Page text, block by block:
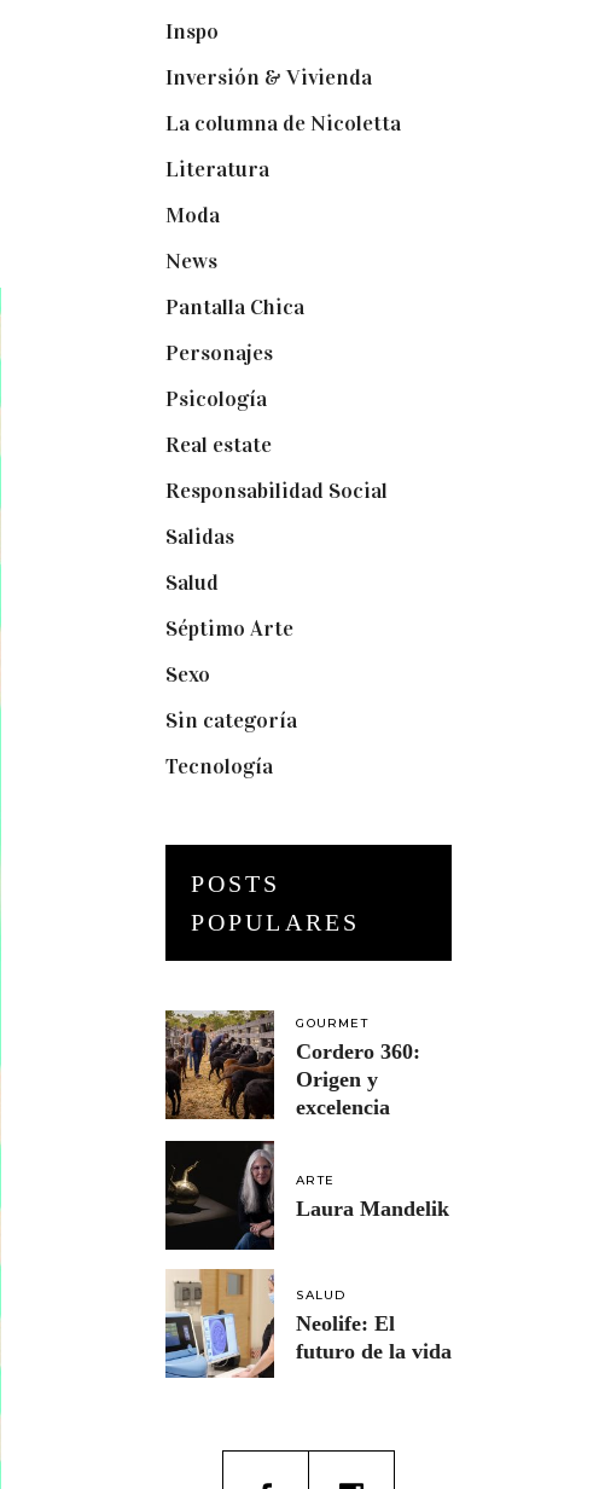
Inspo
Inversión & Vivienda(5)
La columna de Nicoletta(5)
Literatura(1)
Moda(84)
News(24)
Pantalla Chica(22)
Personajes(9)
Psicología(60)
Real estate(7)
Responsabilidad Social
Salidas(16)
Salud
Séptimo Arte(40)
Sexo
Sin categoría(2)
Tecnología(3)
POSTS
POPULARES
GOURMET
Cordero 360:
Origen y
excelencia
ARTE
Laura Mandelik
SALUD
Neolife: El
futuro de la vida